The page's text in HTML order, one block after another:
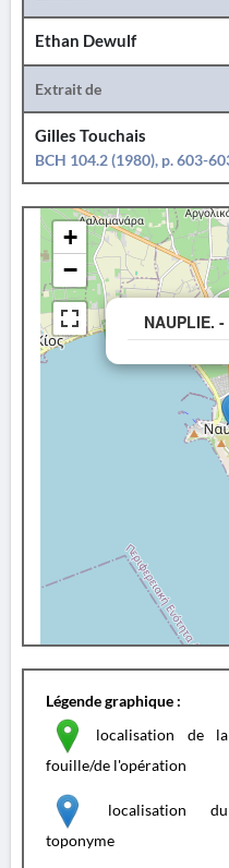
Ethan Dewulf
Extrait de
Gilles Touchais
BCH 104.2 (1980), p. 603-
NAUPLIE.
+
−
Légende graphique :
localisation de la
fouille/de l'opération
localisation du
toponyme